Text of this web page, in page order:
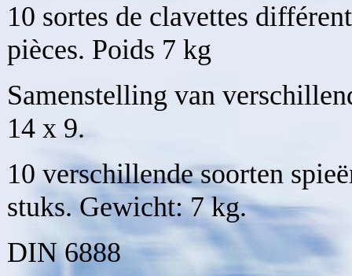
10 sortes de clavettes
pièces. Poids 7 kg
Samenstelling van
14 x 9.
10 verschillende soorten
stuks. Gewicht: 7 kg.
DIN 6888